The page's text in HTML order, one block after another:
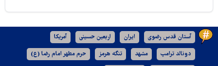
آستان قدس رضوی ایران اربعین حسینی آمریکا
دونالد ترامپ مشهد تنگه هرمز حرم مطهر امام رضا (ع)